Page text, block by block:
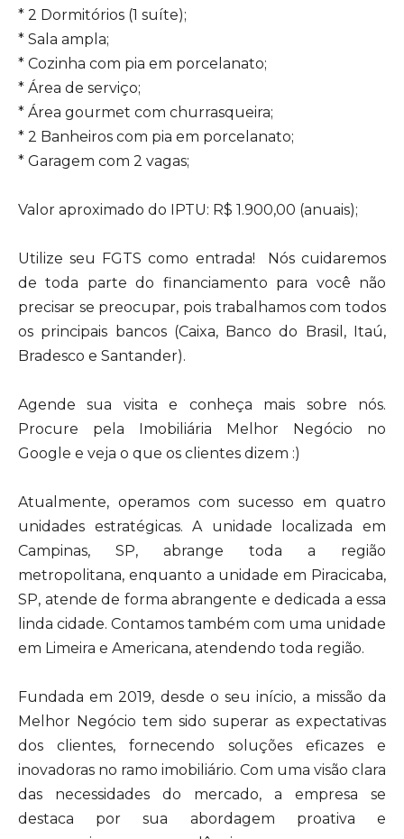
* 2 Dormitórios (1 suíte);
* Sala ampla;
* Cozinha com pia em porcelanato;
* Área de serviço;
* Área gourmet com churrasqueira;
* 2 Banheiros com pia em porcelanato;
* Garagem com 2 vagas;
Valor aproximado do IPTU: R$ 1.900,00 (anuais);
Utilize seu FGTS como entrada! Nós cuidaremos
de toda parte do financiamento para você não
precisar se preocupar, pois trabalhamos com todos
os principais bancos (Caixa, Banco do Brasil, Itaú,
Bradesco e Santander).
Agende sua visita e conheça mais sobre nós.
Procure pela Imobiliária Melhor Negócio no
Google e veja o que os clientes dizem :)
Atualmente, operamos com sucesso em quatro
unidades estratégicas. A unidade localizada em
Campinas, SP, abrange toda a região
metropolitana, enquanto a unidade em Piracicaba,
SP, atende de forma abrangente e dedicada a essa
linda cidade. Contamos também com uma unidade
em Limeira e Americana, atendendo toda região.
Fundada em 2019, desde o seu início, a missão da
Melhor Negócio tem sido superar as expectativas
dos clientes, fornecendo soluções eficazes e
inovadoras no ramo imobiliário. Com uma visão clara
das necessidades do mercado, a empresa se
destaca por sua abordagem proativa e